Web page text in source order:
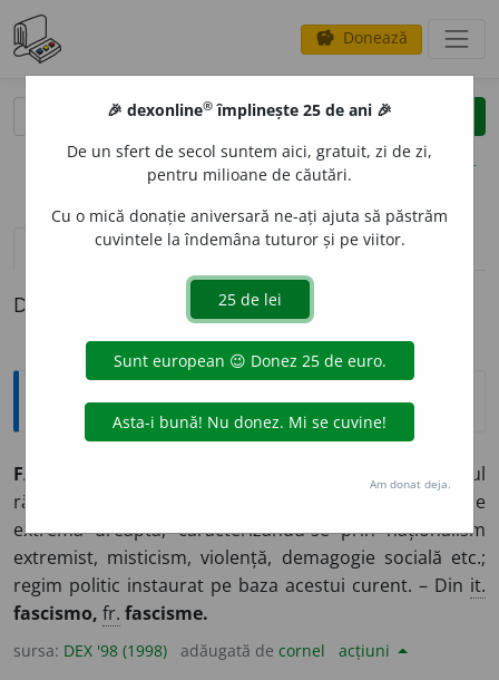
savings Donează
clear
opțiuni
definiții (1) pronunțievolume_up (34)
Definiția cu ID-ul 39863:
Explicative DEX
FASC
Ideologie apărută în Europa după primul
război mondial, care a stat la baza unor partide de
extremă dreaptă, caracterizându-se prin naționalism
extremist, misticism, violență, demagogie socială etc.;
regim politic instaurat pe baza acestui curent. – Din it.
fascismo, fr. fascisme.
sursa: DEX '98 (1998) adăugată de cornel acțiuni
🎉 dexonline® împlinește 25 de ani 🎉
De un sfert de secol suntem aici, gratuit, zi de zi,
pentru milioane de căutări.
Cu o mică donație aniversară ne-ați ajuta să păstrăm
cuvintele la îndemâna tuturor și pe viitor.
Am donat deja.